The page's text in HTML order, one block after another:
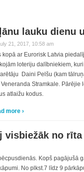
lauku dienu
21, 2017, 10:58 am
kopā ar Eurorisk Latvia
loteriju dalībniekiem,
Daini Pelšu (kam
Veneranda Stramkale.
atlaižu kodus.
more ›
no
Kopš pagājušā
No plkst.7 līdz 9